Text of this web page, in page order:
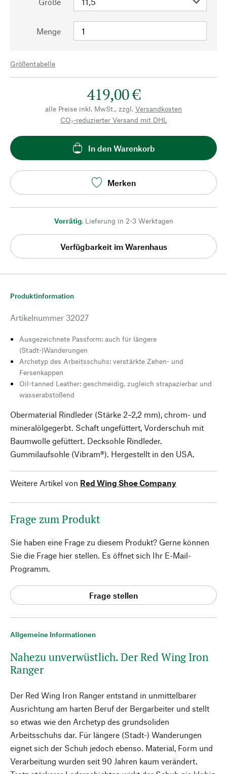
Menge
Größentabelle
419,00 €
alle Preise inkl. MwSt., zzgl. Versandkosten
CO₂-reduzierter Versand mit DHL
In den Warenkorb
Merken
Vorrätig, Lieferung in 2-3 Werktagen
Verfügbarkeit im Warenhaus
Allgemeine Informationen
Nahezu unverwüstlich. Der Red Wing Iron
Ranger
Der Red Wing Iron Ranger entstand in unmittelbarer
Ausrichtung am harten Beruf der Bergarbeiter und stellt
so etwas wie den Archetyp des grundsoliden
Arbeitsschuhs dar. Für längere (Stadt-) Wanderungen
eignet sich der Schuh jedoch ebenso. Material, Form und
Verarbeitung wurden seit 90 Jahren kaum verändert.
Produktinformation
Artikelnummer 32027
Ausgezeichnete Passform: auch für längere
(Stadt-)Wanderungen
Archetyp des Arbeitsschuhs: verstärkte Zehen- und
Fersenkappen
Oil-tanned Leather: geschmeidig, zugleich strapazierbar und
wasserabstoßend
Obermaterial Rindleder (Stärke 2–2,2 mm), chrom- und
mineralölgegerbt. Schaft ungefüttert, Vorderschuh mit
Baumwolle gefüttert. Decksohle Rindleder.
Gummilaufsohle (Vibram®). Hergestellt in den USA.
Weitere Artikel von Red Wing Shoe Company
Frage zum Produkt
Sie haben eine Frage zu diesem Produkt? Gerne können
Sie die Frage hier stellen. Es öffnet sich Ihr E-Mail-
Programm.
Frage stellen